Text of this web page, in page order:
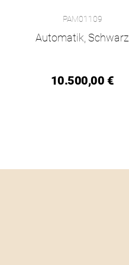
PAM01109
Automatik, Schwarz
10.500,00 €